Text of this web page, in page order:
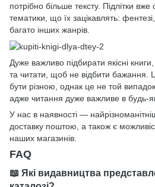
потрібно більше тексту. Підлітки вже
тематики, що їх зацікавлять:
багато інших жанрів.
Дуже важливо підбирати якісні
та читати, щоб не відбити бажання.
бути різною, однак це не той
адже читання дуже важливе в будь-
У нас в наявності —
доставку поштою, а також є
наших магазинів.
FAQ
📖 Які видавництва